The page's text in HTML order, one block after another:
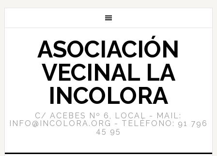
ASOCIACIÓN
VECINAL LA
INCOLORA
C/ ACEBES Nº 6, LOCAL - MAIL:
INFO@INCOLORA.ORG - TELÉFONO: 91 796
45 95